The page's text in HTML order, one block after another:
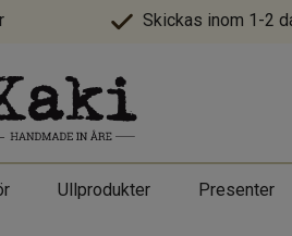
Skickas inom 1-2
Ullprodukter Presenter